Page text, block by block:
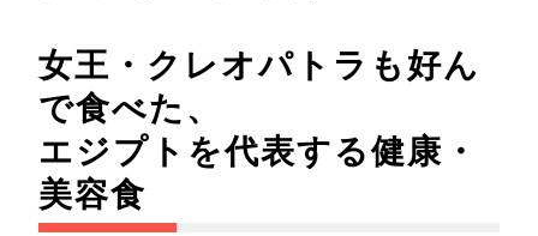
女王・クレオパトラも好ん
で食べた、
エジプトを代表する健康・
美容食